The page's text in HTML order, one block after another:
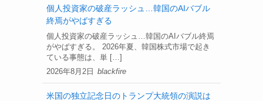
個人投資家の破産ラッシュ…韓国のAIバブル
終焉がやばすぎる
2026年8月2日
個人投資家の破産ラッシュ…韓国のAIバブル終焉
がやばすぎる。 2026年夏、韓国株式市場で起き
ている事態は、単 […]
blackfire
米国の独立記念日のトランプ大統領の演説は